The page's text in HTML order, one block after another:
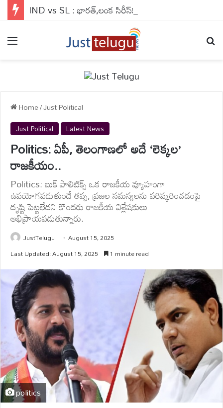
Home/Just Political
Just Political Latest News
Politics: ఏపీ, తెలంగాణలో అదే ‘లెక్కల’
రాజకీయం..
Politics: బుక్ పాలిటిక్స్ ఒక రాజకీయ వ్యూహంగా
ఉపయోగపడుతుందే తప్ప, ప్రజల సమస్యలను పరిష్కరించడంపై
దృష్టి పెట్టలేదని కొందరు రాజకీయ విశ్లేషకులు
అభిప్రాయపడుతున్నారు.
JustTelugu
August 15, 2025
Last Updated: August 15, 2025
1 minute read
politics